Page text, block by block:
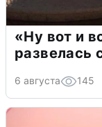
«Ну вот и
6 августа 145